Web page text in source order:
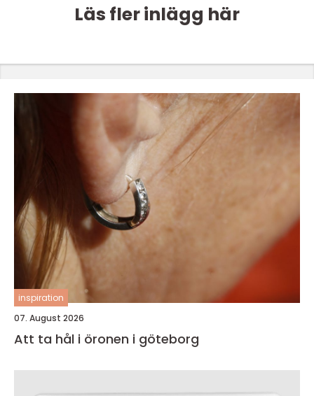
Läs fler inlägg här
inspiration
07. August 2026
Att ta hål i öronen i göteborg